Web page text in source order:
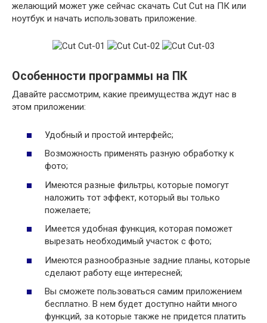
желающий может уже сейчас скачать Cut Cut на ПК или
ноутбук и начать использовать приложение.
Особенности программы на ПК
Давайте рассмотрим, какие преимущества ждут нас в
этом приложении:
Удобный и простой интерфейс;
Возможность применять разную обработку к
фото;
Имеются разные фильтры, которые помогут
наложить тот эффект, который вы только
пожелаете;
Имеется удобная функция, которая поможет
вырезать необходимый участок с фото;
Имеются разнообразные задние планы, которые
сделают работу еще интересней;
Вы сможете пользоваться самим приложением
бесплатно. В нем будет доступно найти много
функций, за которые также не придется платить